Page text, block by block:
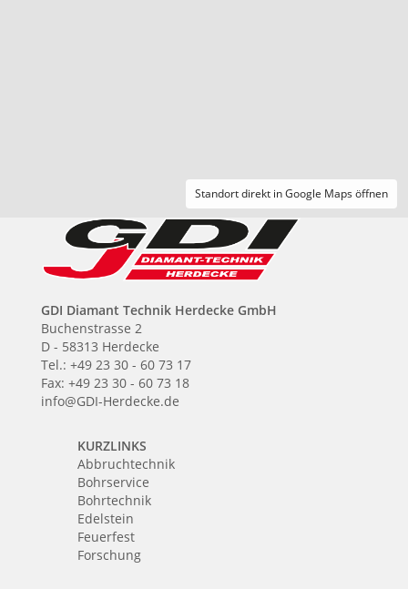
Standort direkt in Google Maps öffnen
GDI Diamant Technik Herdecke GmbH
Buchenstrasse 2
D - 58313 Herdecke
Tel.: +49 23 30 - 60 73 17
Fax: +49 23 30 - 60 73 18
info@GDI-Herdecke.de
KURZLINKS
Abbruchtechnik
Bohrservice
Bohrtechnik
Edelstein
Feuerfest
Forschung